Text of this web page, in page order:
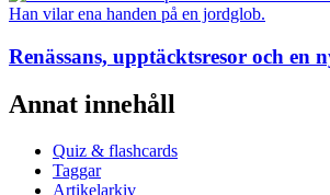
Renässans, upptäcktsresor och en
Annat innehåll
Quiz & flashcards
Taggar
Artikelarkiv